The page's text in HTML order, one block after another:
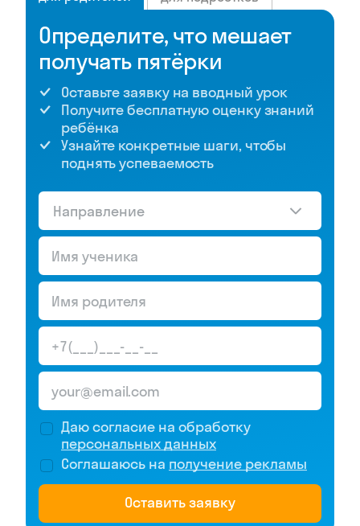
Определите, что мешает
получать пятёрки
Оставьте заявку на вводный урок
Получите бесплатную оценку знаний
ребёнка
Узнайте конкретные шаги, чтобы
поднять успеваемость
Направление
Даю согласие на обработку
персональных данных
Соглашаюсь на получение рекламы
Оставить заявку